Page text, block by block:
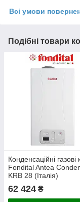
Всі умови
Подібні товари
Конденсаційні газові
Fondital Antea
KRB 28 (Італія)
одноконтурні з 3-
клапаном
62 424 ₴